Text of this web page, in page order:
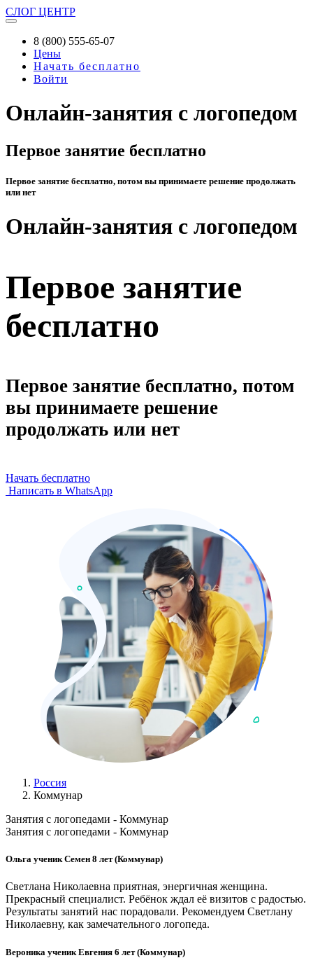
СЛОГ ЦЕНТР
8 (800) 555-65-07
Цены
Начать бесплатно
Войти
Онлайн-занятия с логопедом
Первое занятие бесплатно
Первое занятие бесплатно, потом вы принимаете решение продолжать
или нет
Онлайн-занятия с логопедом
Первое занятие
бесплатно
Первое занятие бесплатно, потом
вы принимаете решение
продолжать или нет
Начать бесплатно
Написать в WhatsApp
Россия
Коммунар
Занятия с логопедами - Коммунар
Занятия с логопедами - Коммунар
Ольга ученик Семен 8 лет (Коммунар)
Светлана Николаевна приятная, энергичная женщина.
Прекрасный специалист. Ребёнок ждал её визитов с радостью.
Результаты занятий нас порадовали. Рекомендуем Светлану
Николаевну, как замечательного логопеда.
Вероника ученик Евгения 6 лет (Коммунар)